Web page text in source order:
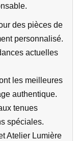
des pièces de
personnalisé.
actuelles
les meilleures
authentique.
tenues
spéciales.
Atelier Lumière